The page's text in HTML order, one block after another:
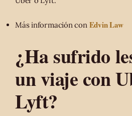
Más información con Edvin Law
¿Ha sufrido
un viaje con
Lyft?